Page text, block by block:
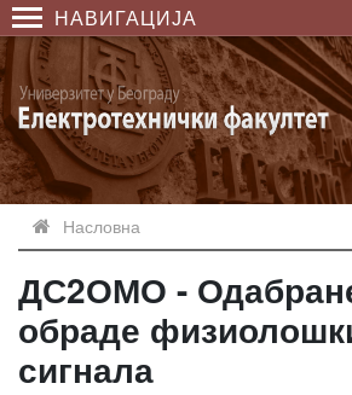
НАВИГАЦИЈА
Насловна
ДС2ОМО -
обраде
сигнала